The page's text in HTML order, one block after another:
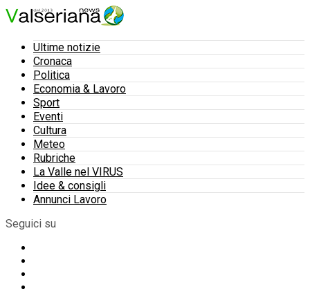
Ultime notizie
Cronaca
Politica
Economia & Lavoro
Sport
Eventi
Cultura
Meteo
Rubriche
La Valle nel VIRUS
Idee & consigli
Annunci Lavoro
Seguici su